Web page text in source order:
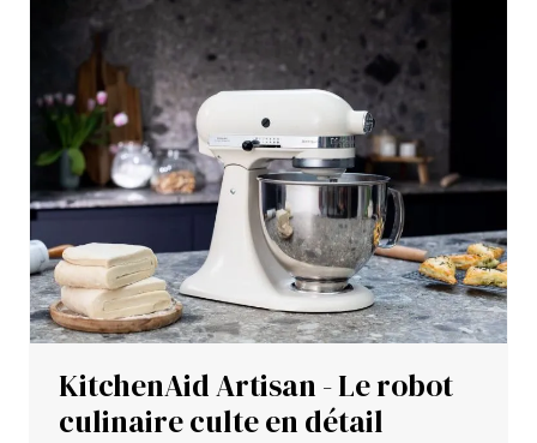
KitchenAid Artisan - Le robot
culinaire culte en détail